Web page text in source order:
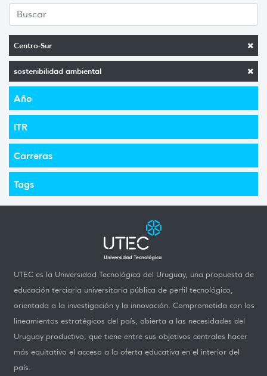
Centro-Sur
sostenibilidad ambiental
Año
ITR
Carreras
Tags
UTEC es la Universidad Tecnológica del Uruguay, una propuesta de
educación terciaria universitaria pública de perfil tecnológico,
orientada a la investigación y la innovación. Comprometida con los
lineamientos estratégicos del país, abierta a las necesidades del
Uruguay productivo, que tiene entre sus objetivos centrales hacer
más equitativo el acceso a la oferta educativa en el interior del
país.